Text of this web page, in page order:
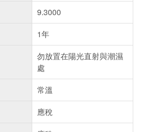
9.3000
1年
勿放置在陽光直射與潮濕
處
常溫
應稅